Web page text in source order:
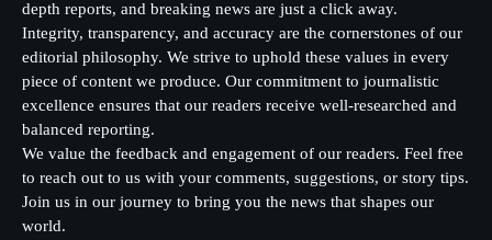
depth reports, and breaking news are just a click away.
Integrity, transparency, and accuracy are the cornerstones of our
editorial philosophy. We strive to uphold these values in every
piece of content we produce. Our commitment to journalistic
excellence ensures that our readers receive well-researched and
balanced reporting.
We value the feedback and engagement of our readers. Feel free
to reach out to us with your comments, suggestions, or story tips.
Join us in our journey to bring you the news that shapes our
world.